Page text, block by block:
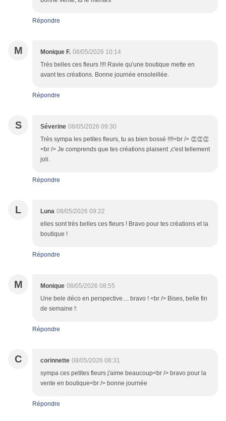
Répondre
M Monique F. 08/05/2026 10:14
Très belles ces fleurs !!!! Ravie qu'une boutique mette en
avant tes créations. Bonne journée ensoleillée.
Répondre
S Séverine 08/05/2026 09:30
Très sympa les petites fleurs, tu as bien bossé !!!!<br /> 👏👏👏
<br /> Je comprends que tes créations plaisent ,c'est tellement
joli.
Répondre
L Luna 08/05/2026 09:22
elles sont très belles ces fleurs ! Bravo pour tes créations et la
boutique !
Répondre
M Monique 08/05/2026 08:55
Une bele déco en perspective.... bravo ! <br /> Bises, belle fin
de semaine !:
Répondre
C corinnette 08/05/2026 08:31
sympa ces petites fleurs j'aime beaucoup<br /> bravo pour la
vente en boutique<br /> bonne journée
Répondre